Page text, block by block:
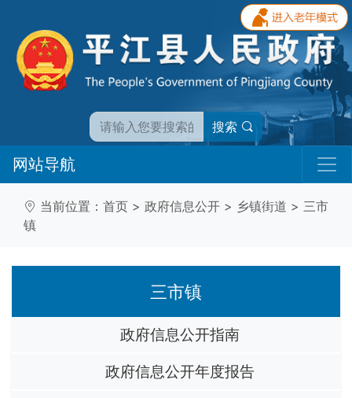
搜索
网站导航
当前位置： 首页 > 政府信息公开 > 乡镇街道 > 三市
镇
三市镇
政府信息公开指南
政府信息公开年度报告